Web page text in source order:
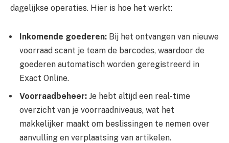
dagelijkse operaties. Hier is hoe het werkt:
Inkomende goederen: Bij het ontvangen van nieuwe
voorraad scant je team de barcodes, waardoor de
goederen automatisch worden geregistreerd in
Exact Online.
Voorraadbeheer: Je hebt altijd een real-time
overzicht van je voorraadniveaus, wat het
makkelijker maakt om beslissingen te nemen over
aanvulling en verplaatsing van artikelen.